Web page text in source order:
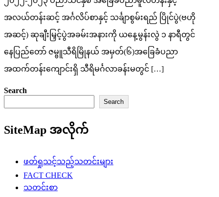
အလယ်တန်းဆင့် အင်္ဂလိပ်စာနှင့် သင်္ချာစွမ်းရည် ပြိုင်ပွဲ(ဗဟို
အဆင့်) ဆုချီးမြှင့်ပွဲအခမ်းအနားကို ယနေ့မွန်းလွဲ ၁ နာရီတွင်
နေပြည်တော် ဇမ္ဗူသီရိမြိုနယ် အမှတ်(၆)အခြေခံပညာ
အထက်တန်းကျောင်းရှိ သီရိမင်္ဂလာခန်းမတွင် […]
Search
Search
SiteMap အလိုက်
ဖတ်ရှုသင့်သည့်သတင်းများ
FACT CHECK
သတင်းစာ